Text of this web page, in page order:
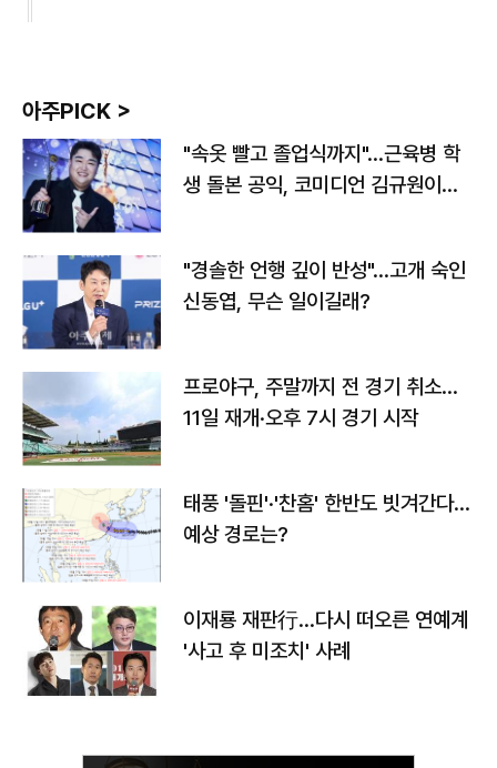
아주PICK >
"속옷 빨고 졸업식까지"…근육병 학
생 돌본 공익, 코미디언 김규원이었
"경솔한 언행 깊이 반성"…고개 숙인
신동엽, 무슨 일이길래?
프로야구, 주말까지 전 경기 취소…
11일 재개·오후 7시 경기 시작
태풍 '돌핀'·'찬홈' 한반도 빗겨간다…
예상 경로는?
이재룡 재판行…다시 떠오른 연예계
'사고 후 미조치' 사례